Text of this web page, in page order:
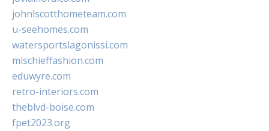
johnlscotthometeam.com
u-seehomes.com
watersportslagonissi.com
mischieffashion.com
eduwyre.com
retro-interiors.com
theblvd-boise.com
fpet2023.org